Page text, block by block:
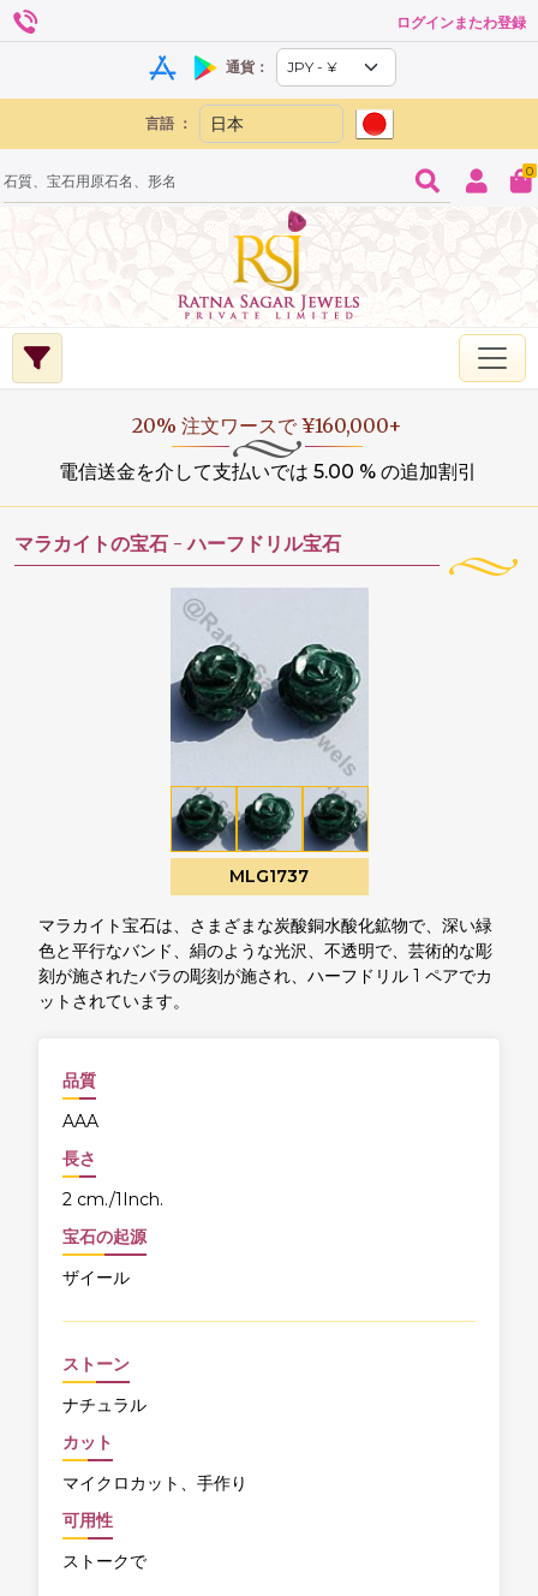
ログインまたわ登録
通貨：
言語 ：
0
20% 注文ワースで ¥160,000+
電信送金を介して支払いでは 5.00 % の追加割引
マラカイトの宝石 - ハーフドリル宝石
MLG1737
マラカイト宝石は、さまざまな炭酸銅水酸化鉱物で、深い緑
色と平行なバンド、絹のような光沢、不透明で、芸術的な彫
刻が施されたバラの彫刻が施され、ハーフドリル 1 ペアでカ
ットされています。
品質
AAA
長さ
2 cm./1Inch.
宝石の起源
ザイール
ストーン
ナチュラル
カット
マイクロカット、手作り
可用性
ストークで